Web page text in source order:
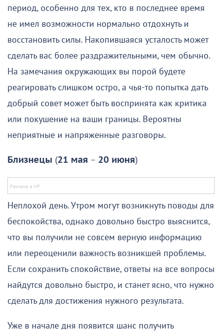
период, особенно для тех, кто в последнее время
не имел возможности нормально отдохнуть и
восстановить силы. Накопившаяся усталость может
сделать вас более раздражительными, чем обычно.
На замечания окружающих вы порой будете
реагировать слишком остро, а чья-то попытка дать
добрый совет может быть воспринята как критика
или покушение на ваши границы. Вероятны
неприятные и напряженные разговоры.
Близнецы (21 мая – 20 июня)
Неплохой день. Утром могут возникнуть поводы для
беспокойства, однако довольно быстро выяснится,
что вы получили не совсем верную информацию
или переоценили важность возникшей проблемы.
Если сохранить спокойствие, ответы на все вопросы
найдутся довольно быстро, и станет ясно, что нужно
сделать для достижения нужного результата.
Уже в начале дня появится шанс получить